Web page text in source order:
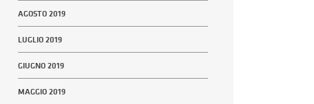
AGOSTO 2019
LUGLIO 2019
GIUGNO 2019
MAGGIO 2019